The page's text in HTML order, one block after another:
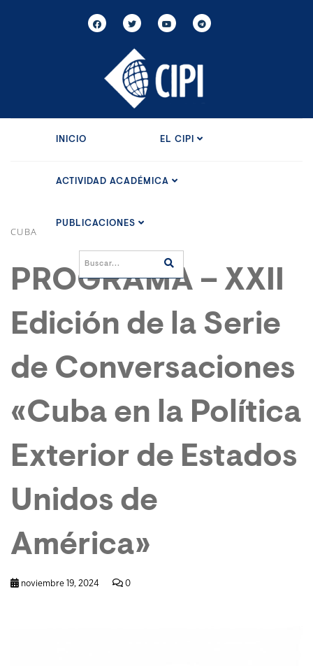
INICIO EL CIPI
ACTIVIDAD ACADÉMICA
PUBLICACIONES
CUBA
PROGRAMA – XXII
Edición de la Serie
de Conversaciones
«Cuba en la Política
Exterior de Estados
Unidos de
América»
noviembre 19, 2024 0